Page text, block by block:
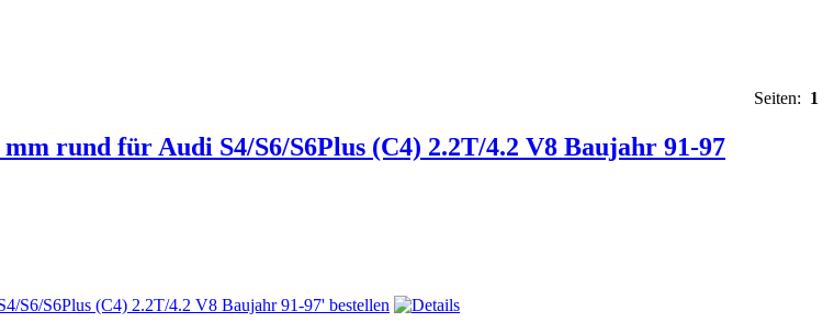
Seiten: 1
rund für Audi S4/S6/S6Plus (C4) 2.2T/4.2 V8 Baujahr 91-97